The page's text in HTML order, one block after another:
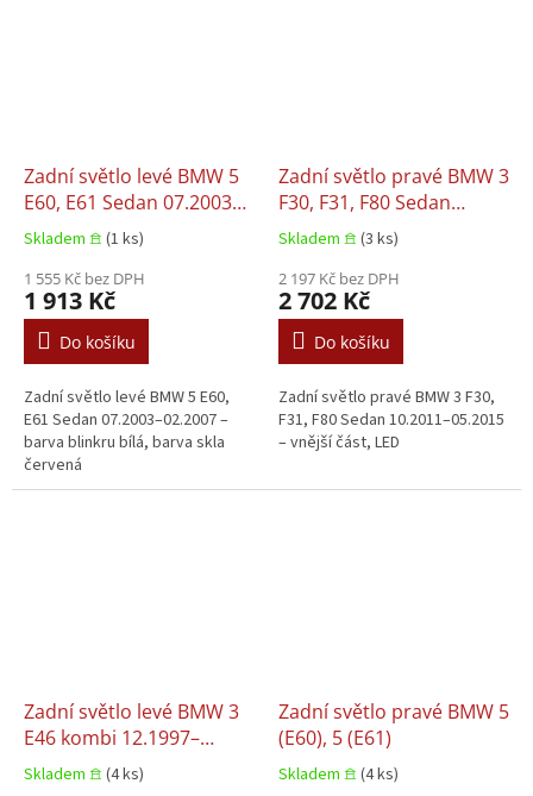
Zadní světlo levé BMW 5
E60, E61 Sedan 07.2003–
02.2007
Skladem 𖠿 (1 ks)
1 555 Kč bez DPH
1 913 Kč
Do košíku
Zadní světlo levé BMW 5 E60,
E61 Sedan 07.2003–02.2007 –
barva blinkru bílá, barva skla
červená
Zadní světlo pravé BMW 3
F30, F31, F80 Sedan
10.2011–05.2015
Skladem 𖠿 (3 ks)
2 197 Kč bez DPH
2 702 Kč
Do košíku
Zadní světlo pravé BMW 3 F30,
F31, F80 Sedan 10.2011–05.2015
– vnější část, LED
Zadní světlo levé BMW 3
E46 kombi 12.1997–
12.2007
Skladem 𖠿 (4 ks)
Zadní světlo pravé BMW 5
(E60), 5 (E61)
Skladem 𖠿 (4 ks)